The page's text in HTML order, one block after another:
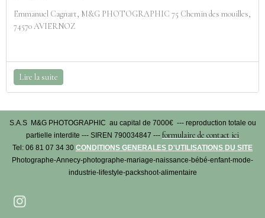
Emmanuel Cagnart, M&G PHOTOGRAPHIC 75 Chemin des mouilles,
74570 AVIERNOZ
Lire la suite
S.A.S M&G PHOTOGRAPHIC au capital de 7000€ --- reproduction totale ou
partielle interdite --- SIREN 790034847 --- formulaire de contact ici
Tel: 06 81 07 34 30 CONDITIONS GENERALES D'UTILISATIONS DU SITE
Photographe-Annecy-photographe-mariage-naissance-bébé-enfant-mode-
industrie-lifestyle-packshoot-alimentaire